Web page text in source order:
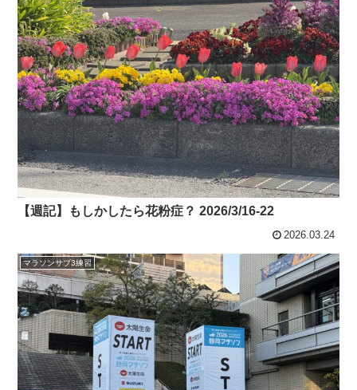
【週記】もしかしたら花粉症？ 2026/3/16-22
2026.03.24
マラソンサブ3練習